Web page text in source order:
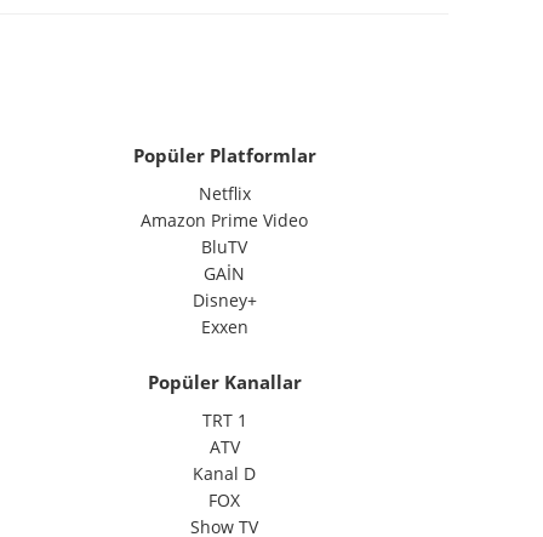
Popüler Platformlar
Netflix
Amazon Prime Video
BluTV
GAİN
Disney+
Exxen
Popüler Kanallar
TRT 1
ATV
Kanal D
FOX
Show TV